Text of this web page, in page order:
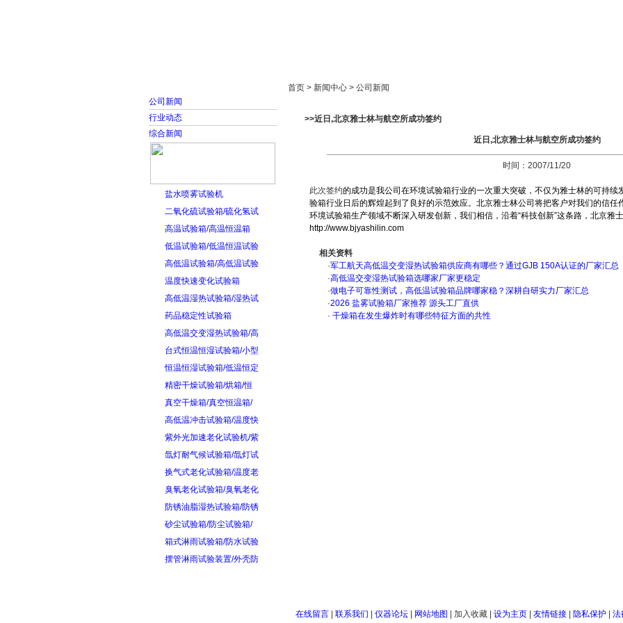
公司新闻
行业动态
综合新闻
盐水喷雾试验机
二氧化硫试验箱/硫化氢试
高温试验箱/高温恒温箱
低温试验箱/低温恒温试验
高低温试验箱/高低温试验
温度快速变化试验箱
高低温湿热试验箱/湿热试
药品稳定性试验箱
高低温交变湿热试验箱/高
台式恒温恒湿试验箱/小型
恒温恒湿试验箱/低温恒定
精密干燥试验箱/烘箱/恒
真空干燥箱/真空恒温箱/
高低温冲击试验箱/温度快
紫外光加速老化试验机/紫
氙灯耐气候试验箱/氙灯试
换气式老化试验箱/温度老
臭氧老化试验箱/臭氧老化
防锈油脂湿热试验箱/防锈
砂尘试验箱/防尘试验箱/
箱式淋雨试验箱/防水试验
摆管淋雨试验装置/外壳防
首页 > 新闻中心 > 公司新闻
>>近日,北京雅士林与航空所成功签约
近日,北京雅士林与航空所成功签约
时间：2007/11/20
此次签约的成功是我公司在环境试验箱行业的一次重大突破，不仅为雅士林的可持续
验箱行业日后的辉煌起到了良好的示范效应。北京雅士林公司将把客户对我们的信任
环境试验箱生产领域不断深入研发创新，我们相信，沿着“科技创新”这条路，北京雅
http://www.bjyashilin.com
相关资料
·军工航天高低温交变湿热试验箱供应商有哪些？通过GJB 150A认证的厂家汇总
·高低温交变湿热试验箱选哪家厂家更稳定
·做电子可靠性测试，高低温试验箱品牌哪家稳？深耕自研实力厂家汇总
·2026 盐雾试验箱厂家推荐 源头工厂直供
· 干燥箱在发生爆炸时有哪些特征方面的共性
在线留言| 联系我们 仪器论坛| 网站地图 加入收藏| 设为主页| 友情链接| 隐私保护| 法